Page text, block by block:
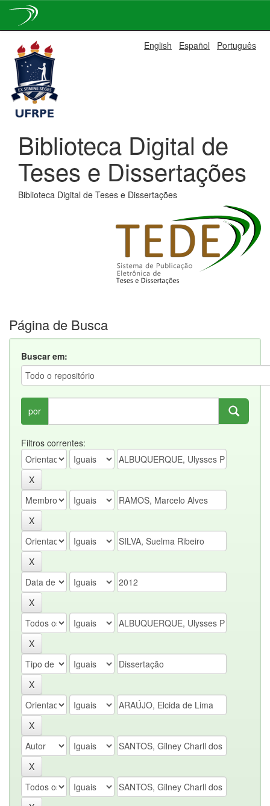
navigation
English Español Português
Biblioteca Digital de
Teses e Dissertações
Biblioteca Digital de Teses e Dissertações
Página de Busca
Buscar em:
por
Filtros correntes: